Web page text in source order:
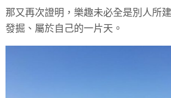
那又再次證明，樂趣未必全是別人所
發掘、屬於自己的一片天。